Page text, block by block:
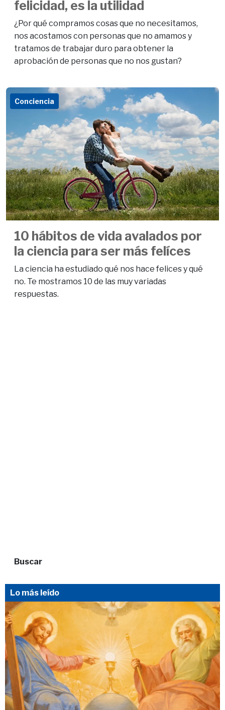
felicidad, es la utilidad
¿Por qué compramos cosas que no necesitamos,
nos acostamos con personas que no amamos y
tratamos de trabajar duro para obtener la
aprobación de personas que no nos gustan?
Conciencia
10 hábitos de vida avalados por
la ciencia para ser más felíces
La ciencia ha estudiado qué nos hace felices y qué
no. Te mostramos 10 de las muy variadas
respuestas.
Buscar
Lo más leído